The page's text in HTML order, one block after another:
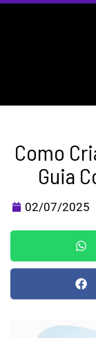
Como
Guia
02/07/2025